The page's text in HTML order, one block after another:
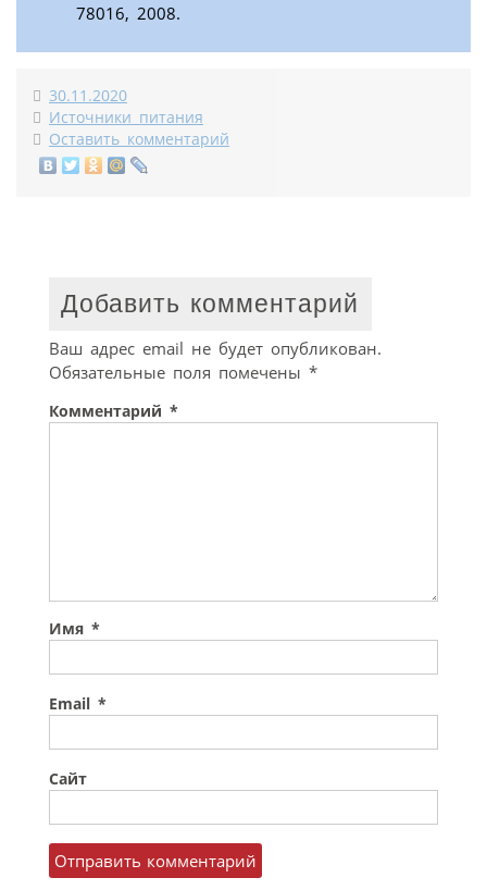
78016, 2008.
30.11.2020
Источники питания
Оставить комментарий
Добавить комментарий
Ваш адрес email не будет опубликован.
Обязательные поля помечены *
Комментарий *
Имя *
Email *
Сайт